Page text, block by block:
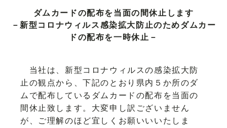
ダムカードの配布を当面の間休止します
－新型コロナウィルス感染拡大防止のためダムカー
ドの配布を一時休止－
当社は、新型コロナウィルスの感染拡大防
止の観点から、下記のとおり県内５か所のダ
ムで配布しているダムカードの配布を当面の
間休止致します。大変申し訳ございません
が、ご理解のほど宜しくお願いいいたしま